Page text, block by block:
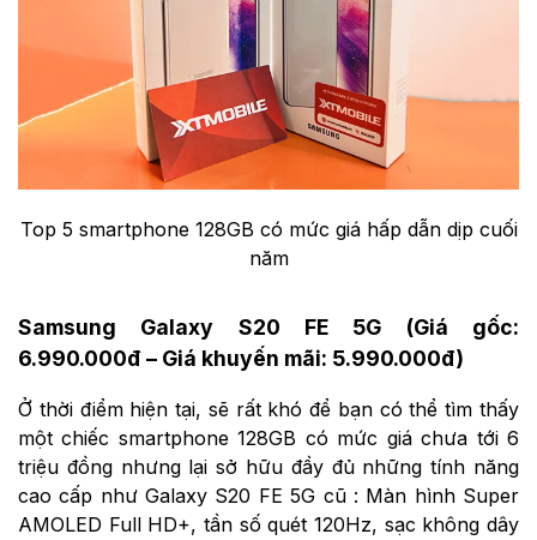
Top 5 smartphone 128GB có mức giá hấp dẫn dịp cuối
năm
Samsung Galaxy S20 FE 5G (Giá gốc:
6.990.000đ – Giá khuyến mãi: 5.990.000đ)
Ở thời điểm hiện tại, sẽ rất khó để bạn có thể tìm thấy
một chiếc smartphone 128GB có mức giá chưa tới 6
triệu đồng nhưng lại sở hữu đầy đủ những tính năng
cao cấp như Galaxy S20 FE 5G cũ : Màn hình Super
AMOLED Full HD+, tần số quét 120Hz, sạc không dây